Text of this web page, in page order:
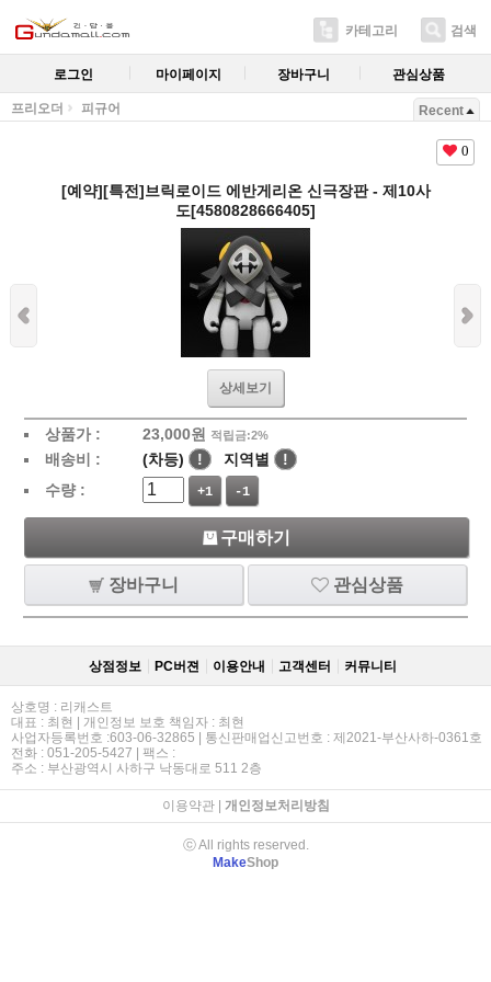
카테고리 검색
로그인 마이페이지 장바구니 관심상품
프리오더 피규어 Recent
0
[예약][특전]브릭로이드 에반게리온 신극장판 - 제10사
도[4580828666405]
상세보기
상품가 : 23,000원 적립금:2%
배송비 : (차등) ! 지역별
!
수량 :
+1 -1
구매하기
장바구니 관심상품
상점정보 PC버젼 이용안내 고객센터 커뮤니티
상호명 : 리캐스트
대표 : 최현 | 개인정보 보호 책임자 : 최현
사업자등록번호 :603-06-32865 | 통신판매업신고번호 : 제2021-부산사하-0361호
전화 : 051-205-5427 | 팩스 :
주소 : 부산광역시 사하구 낙동대로 511 2층
이용약관| 개인정보처리방침
ⓒ All rights reserved.
MakeShop